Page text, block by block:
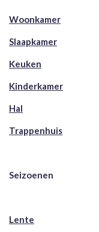
Woonkamer
Slaapkamer
Keuken
Kinderkamer
Hal
Trappenhuis
Seizoenen
Lente